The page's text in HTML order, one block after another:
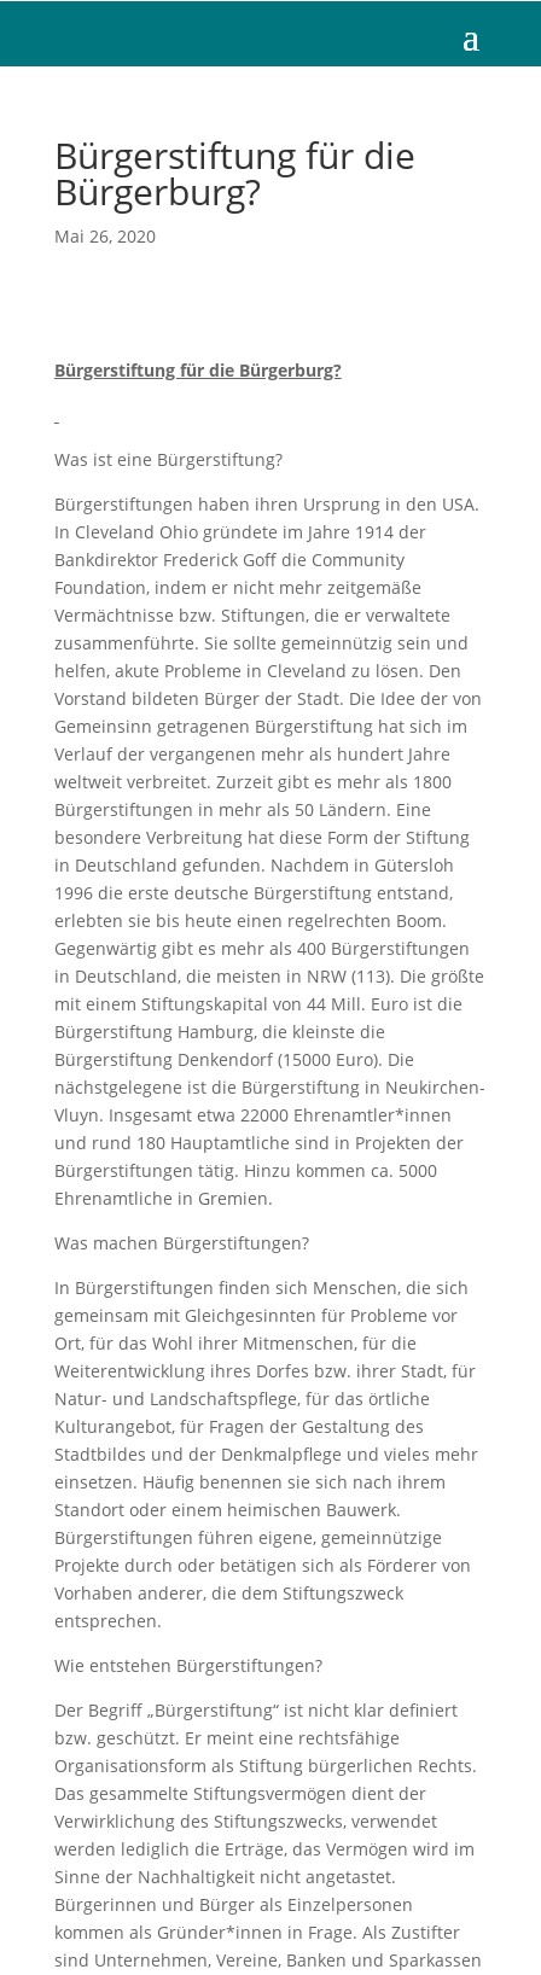
Bürgerstiftung für die
Bürgerburg?
Mai 26, 2020
Bürgerstiftung für die Bürgerburg?
Was ist eine Bürgerstiftung?
Bürgerstiftungen haben ihren Ursprung in den USA.
In Cleveland Ohio gründete im Jahre 1914 der
Bankdirektor Frederick Goff die Community
Foundation, indem er nicht mehr zeitgemäße
Vermächtnisse bzw. Stiftungen, die er verwaltete
zusammenführte. Sie sollte gemeinnützig sein und
helfen, akute Probleme in Cleveland zu lösen. Den
Vorstand bildeten Bürger der Stadt. Die Idee der von
Gemeinsinn getragenen Bürgerstiftung hat sich im
Verlauf der vergangenen mehr als hundert Jahre
weltweit verbreitet. Zurzeit gibt es mehr als 1800
Bürgerstiftungen in mehr als 50 Ländern. Eine
besondere Verbreitung hat diese Form der Stiftung
in Deutschland gefunden. Nachdem in Gütersloh
1996 die erste deutsche Bürgerstiftung entstand,
erlebten sie bis heute einen regelrechten Boom.
Gegenwärtig gibt es mehr als 400 Bürgerstiftungen
in Deutschland, die meisten in NRW (113). Die größte
mit einem Stiftungskapital von 44 Mill. Euro ist die
Bürgerstiftung Hamburg, die kleinste die
Bürgerstiftung Denkendorf (15000 Euro). Die
nächstgelegene ist die Bürgerstiftung in Neukirchen-
Vluyn. Insgesamt etwa 22000 Ehrenamtler*innen
und rund 180 Hauptamtliche sind in Projekten der
Bürgerstiftungen tätig. Hinzu kommen ca. 5000
Ehrenamtliche in Gremien.
Was machen Bürgerstiftungen?
In Bürgerstiftungen finden sich Menschen, die sich
gemeinsam mit Gleichgesinnten für Probleme vor
Ort, für das Wohl ihrer Mitmenschen, für die
Weiterentwicklung ihres Dorfes bzw. ihrer Stadt, für
Natur- und Landschaftspflege, für das örtliche
Kulturangebot, für Fragen der Gestaltung des
Stadtbildes und der Denkmalpflege und vieles mehr
einsetzen. Häufig benennen sie sich nach ihrem
Standort oder einem heimischen Bauwerk.
Bürgerstiftungen führen eigene, gemeinnützige
Projekte durch oder betätigen sich als Förderer von
Vorhaben anderer, die dem Stiftungszweck
entsprechen.
Wie entstehen Bürgerstiftungen?
Der Begriff „Bürgerstiftung“ ist nicht klar definiert
bzw. geschützt. Er meint eine rechtsfähige
Organisationsform als Stiftung bürgerlichen Rechts.
Das gesammelte Stiftungsvermögen dient der
Verwirklichung des Stiftungszwecks, verwendet
werden lediglich die Erträge, das Vermögen wird im
Sinne der Nachhaltigkeit nicht angetastet.
Bürgerinnen und Bürger als Einzelpersonen
kommen als Gründer*innen in Frage. Als Zustifter
sind Unternehmen, Vereine, Banken und Sparkassen